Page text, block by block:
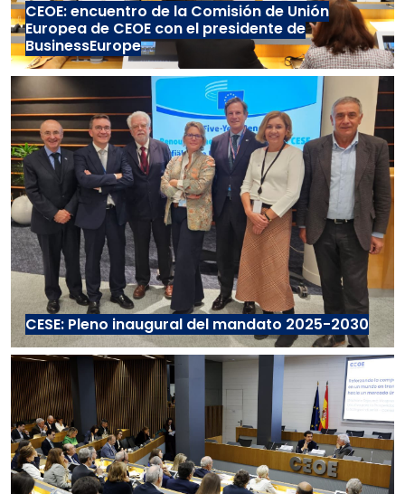
CEOE: encuentro de la Comisión de Unión
Europea de CEOE con el presidente de
BusinessEurope
CESE: Pleno inaugural del mandato 2025-2030